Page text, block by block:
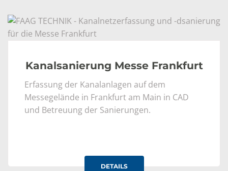
Kanalsanierung Messe Frankfurt
Erfassung der Kanalanlagen auf dem
Messegelände in Frankfurt am Main in CAD
und Betreuung der Sanierungen.
DETAILS